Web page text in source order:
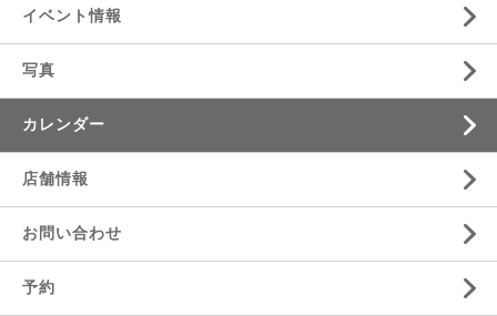
イベント情報
写真
カレンダー
店舗情報
お問い合わせ
予約